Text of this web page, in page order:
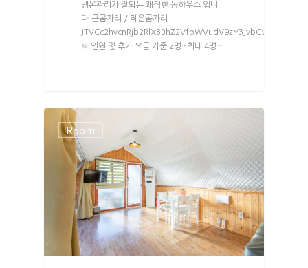
냉온관리가 잘되는 쾌적한 돔하우스 입니
다.큰곰자리 / 작은곰자리
※ 인원 및 추가 요금 기준 2명~최대 4명…
Room